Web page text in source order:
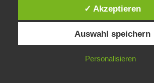
Jugendlichen der Sekundarstufe
Ob Musik hören, einen Film schauen
abhängen – du entscheidest, was du
Komm vorbei und nimm deine
19.00 Uhr, im ehemaligen
✓ Akzeptieren
Auswahl speichern
Personalisieren